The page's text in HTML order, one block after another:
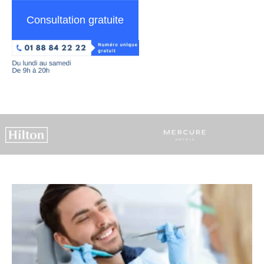
Consultation gratuite